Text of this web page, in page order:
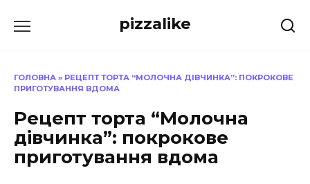
до
pizzalike
ГОЛОВНА » РЕЦЕПТ ТОРТА “МОЛОЧНА ДІВЧИНКА”: ПОКРОКОВЕ
ПРИГОТУВАННЯ ВДОМА
Рецепт торта “Молочна
дівчинка”: покрокове
приготування вдома